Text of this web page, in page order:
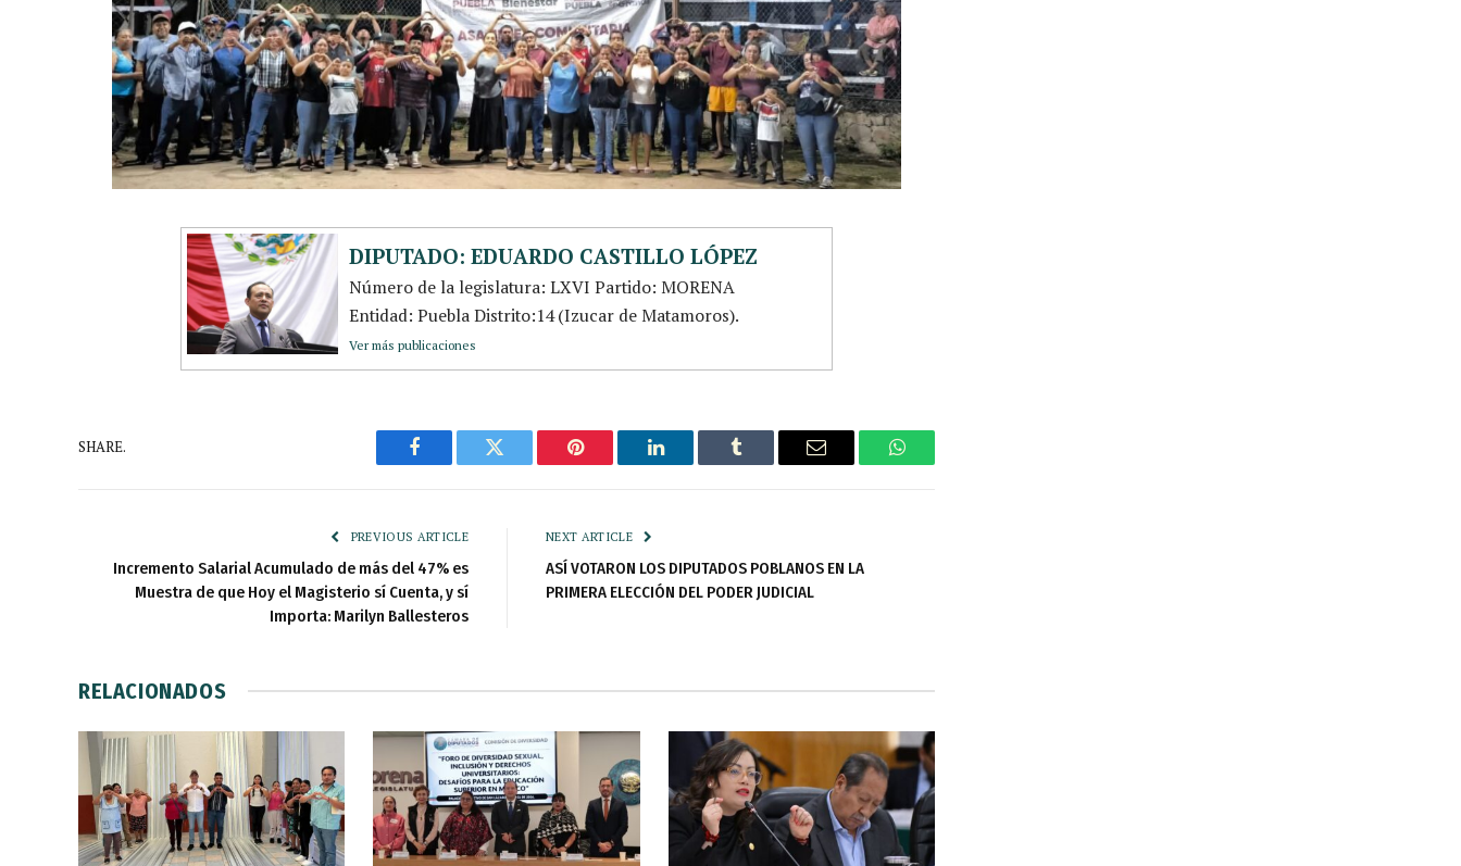
DIPUTADO: EDUARDO CASTILLO LÓPEZ
Número de la legislatura: LXVI Partido: MORENA
Entidad: Puebla Distrito:14 (Izucar de Matamoros).
Ver más publicaciones
SHARE.
Facebook Twitter Pinterest LinkedIn Tumblr Email WhatsApp
PREVIOUS ARTICLE
Incremento Salarial Acumulado de más del 47% es
Muestra de que Hoy el Magisterio sí Cuenta, y sí
Importa: Marilyn Ballesteros
NEXT ARTICLE
ASÍ VOTARON LOS DIPUTADOS POBLANOS EN LA
PRIMERA ELECCIÓN DEL PODER JUDICIAL
RELACIONADOS